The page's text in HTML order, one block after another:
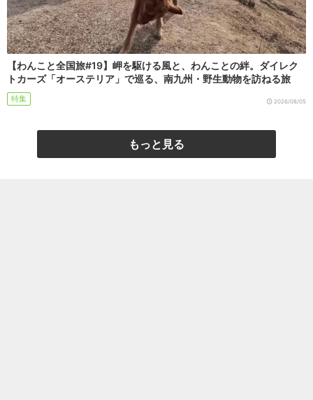
【わんこと全国旅#19】岬を駆ける風と、わんことの絆。ダイレク
トカーズ「オーステリア」で巡る、南九州・野生動物を訪ねる旅
特集 2026/08/05
もっと見る